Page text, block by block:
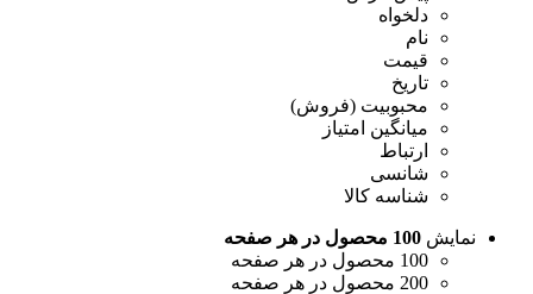
دلخواه
نام
قیمت
تاریخ
محبوبیت (فروش)
میانگین امتیاز
ارتباط
شانسی
شناسه کالا
نمایش 100 محصول در هر صفحه
100 محصول در هر صفحه
200 محصول در هر صفحه